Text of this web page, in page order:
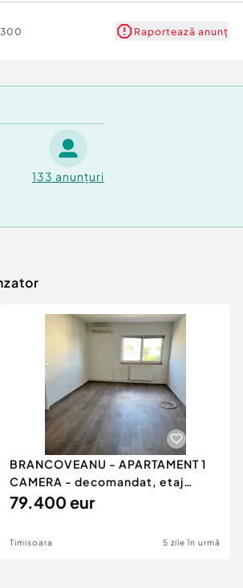
300 Raportează anunț
133 anunțuri
BRANCOVEANU - APARTAMENT 1
CAMERA - decomandat, etaj
interme
79.400 eur
Timisoara 5 zile în urmă